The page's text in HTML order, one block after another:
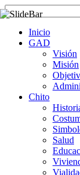
Inicio
GAD
Visión
Misión
Chito
Salud